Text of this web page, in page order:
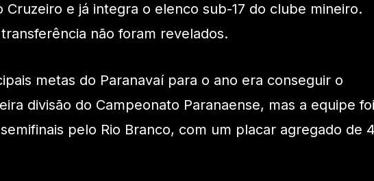
Cruzeiro e já integra o elenco sub-17 do clube mineiro.
não foram revelados.
metas do Paranavaí para o ano era conseguir o
divisão do Campeonato Paranaense, mas a equipe foi
pelo Rio Branco, com um placar agregado de